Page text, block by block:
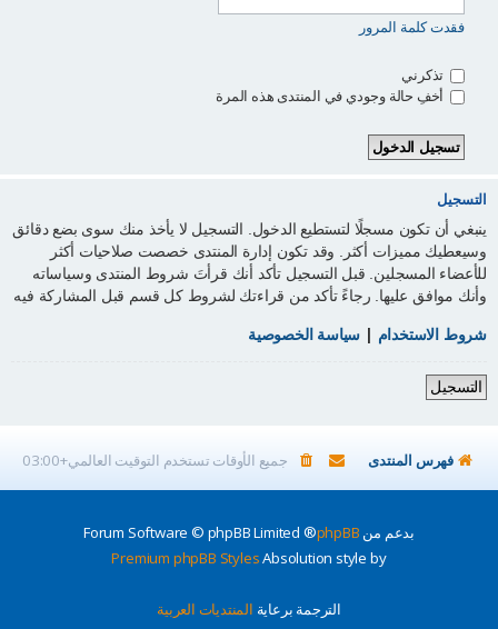
فقدت كلمة المرور
تذكرني
أخفِ حالة وجودي في المنتدى هذه المرة
التسجيل
ينبغي أن تكون مسجلًا لتستطيع الدخول. التسجيل لا يأخذ منك سوى بضع دقائق
وسيعطيك مميزات أكثر. وقد تكون إدارة المنتدى خصصت صلاحيات أكثر
للأعضاء المسجلين. قبل التسجيل تأكد أنك قرأتَ شروط المنتدى وسياساته
وأنك موافق عليها. رجاءً تأكد من قراءتك لشروط كل قسم قبل المشاركة فيه
شروط الاستخدام | سياسة الخصوصية
التسجيل
فهرس المنتدى جميع الأوقات تستخدم التوقيت العالمي+03:00
بدعم من phpBB
® Forum Software © phpBB Limited
Absolution style by
Premium phpBB Styles
الترجمة برعاية المنتديات العربية